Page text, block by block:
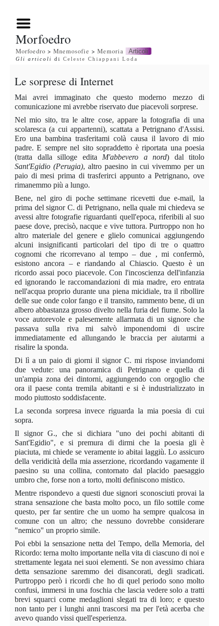
Morfoedro
Morfoedro > Mnemosofie > Memoria Articoli
Gli articoli di Celeste Chiappani Loda
Le sorprese di Internet
Mai avrei immaginato che questo moderno mezzo di
comunicazione mi avrebbe riservato due piacevoli sorprese.
Nel mio sito, tra le altre cose, appare la fotografia di una
scolaresca (a cui appartenni), scattata a Petrignano d'Assisi.
Ero una bambina trasferitami colà causa il lavoro di mio
padre. E sempre nel sito sopraddetto è riportata una poesia
(tratta dalla silloge edita M'abbevero a nord) dal titolo
Sant'Egidio (Perugia), altro paesino in cui vivemmo per un
paio di mesi prima di trasferirci appunto a Petrignano, ove
rimanemmo più a lungo.
Bene, nel giro di poche settimane ricevetti due e-mail, la
prima del signor C. di Petrignano, nella quale mi chiedeva se
avessi altre fotografie riguardanti quell'epoca, riferibili al suo
paese dove, precisò, nacque e vive tuttora. Purtroppo non ho
altro materiale del genere e glielo comunicai aggiungendo
alcuni insignificanti particolari del tipo di tre o quattro
cognomi che ricorrevano al tempo – due , mi confermò,
esistono ancora – e riandando al Chiascio. Questo è un
ricordo assai poco piacevole. Con l'incoscienza dell'infanzia
ed ignorando le raccomandazioni di mia madre, ero entrata
nell'acqua proprio durante una piena micidiale, tra il ribollire
delle sue onde color fango e il transito, rammento bene, di un
albero abbastanza grosso divelto nella furia del fiume. Solo la
voce autorevole e palesemente allarmata di un signore che
passava sulla riva mi salvò imponendomi di uscire
immediatamente ed allungando le braccia per aiutarmi a
risalire la sponda.
Di lì a un paio di giorni il signor C. mi rispose inviandomi
due vedute: una panoramica di Petrignano e quella di
un'ampia zona dei dintorni, aggiungendo con orgoglio che
ora il paese conta tremila abitanti e si è industrializzato in
modo piuttosto soddisfacente.
La seconda sorpresa invece riguarda la mia poesia di cui
sopra.
Il signor G., che si dichiara "uno dei pochi abitanti di
Sant'Egidio", e si premura di dirmi che la poesia gli è
piaciuta, mi chiede se veramente io abitai laggiù. Lo assicuro
della veridicità della mia asserzione, ricordando vagamente il
paesino su una collina, contornato dal placido paesaggio
umbro che, forse non a torto, molti definiscono mistico.
Mentre rispondevo a questi due signori sconosciuti provai la
strana sensazione che basta molto poco, un filo sottile come
questo, per far sentire che un uomo ha sempre qualcosa in
comune con un altro; che nessuno dovrebbe considerare
"nemico" un proprio simile.
Poi ebbi la sensazione netta del Tempo, della Memoria, del
Ricordo: terna molto importante nella vita di ciascuno di noi e
strettamente legata nei suoi elementi. Se non avessimo chiara
detta sensazione saremmo dei disancorati, degli sradicati.
Purtroppo però i ricordi che ho di quel periodo sono molto
confusi, immersi in una foschia che lascia vedere solo a tratti
brevi squarci come medaglioni slegati tra di loro; e questo
non tanto per i lunghi anni trascorsi ma per l'età acerba che
avevo quando vissi quell'esperienza.